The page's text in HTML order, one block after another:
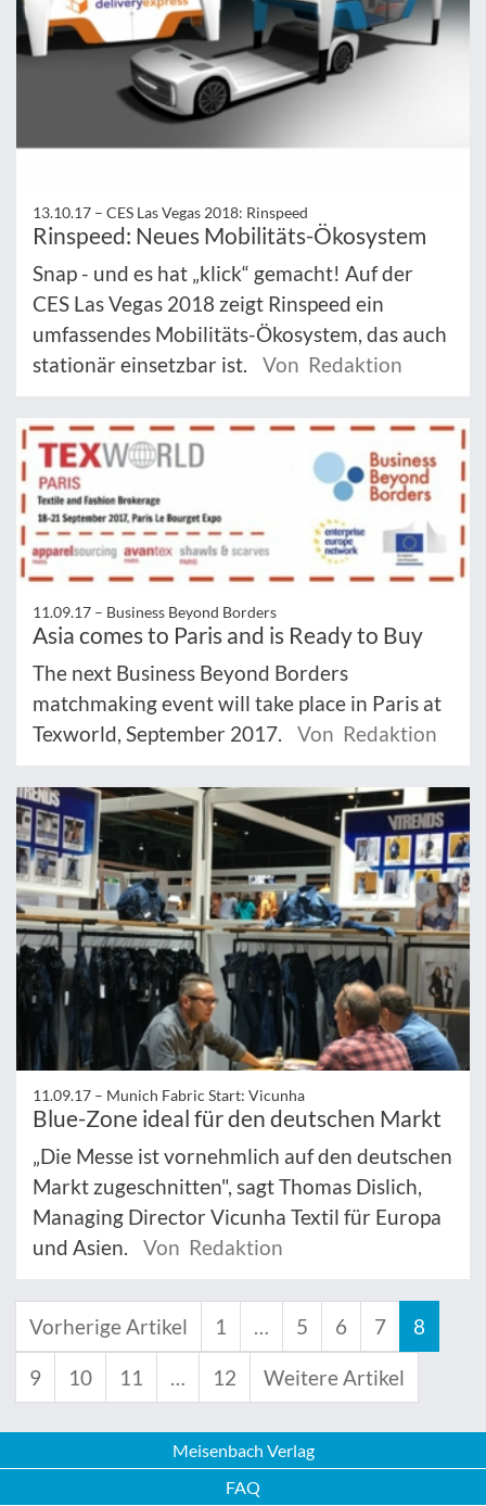
13.10.17 – CES Las Vegas 2018: Rinspeed
Rinspeed: Neues Mobilitäts-Ökosystem
Snap - und es hat „klick“ gemacht! Auf der
CES Las Vegas 2018 zeigt Rinspeed ein
umfassendes Mobilitäts-Ökosystem, das auch
stationär einsetzbar ist.
Von Redaktion
11.09.17 – Business Beyond Borders
Asia comes to Paris and is Ready to Buy
The next Business Beyond Borders
matchmaking event will take place in Paris at
Texworld, September 2017.
Von Redaktion
11.09.17 – Munich Fabric Start: Vicunha
Blue-Zone ideal für den deutschen Markt
„Die Messe ist vornehmlich auf den deutschen
Markt zugeschnitten", sagt Thomas Dislich,
Managing Director Vicunha Textil für Europa
und Asien.
Von Redaktion
Vorherige Artikel 1 … 5 6 7 8
9 10 11 … 12 Weitere Artikel
Meisenbach Verlag
FAQ